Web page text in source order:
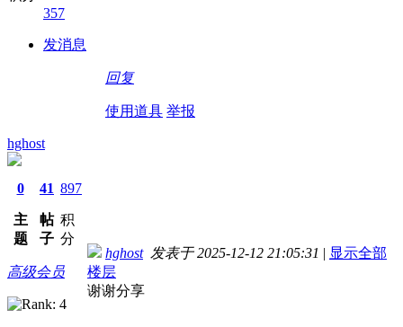
357
发消息
回复
使用道具 举报
hghost
0
主
题
41
帖
子
897
积
分
高级会员
hghost发表于 2025-12-12 21:05:31 | 显示全部
楼层
谢谢分享